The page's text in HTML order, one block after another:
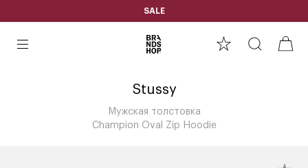
SALE
Stussy
Мужская толстовка
Champion Oval Zip Hoodie